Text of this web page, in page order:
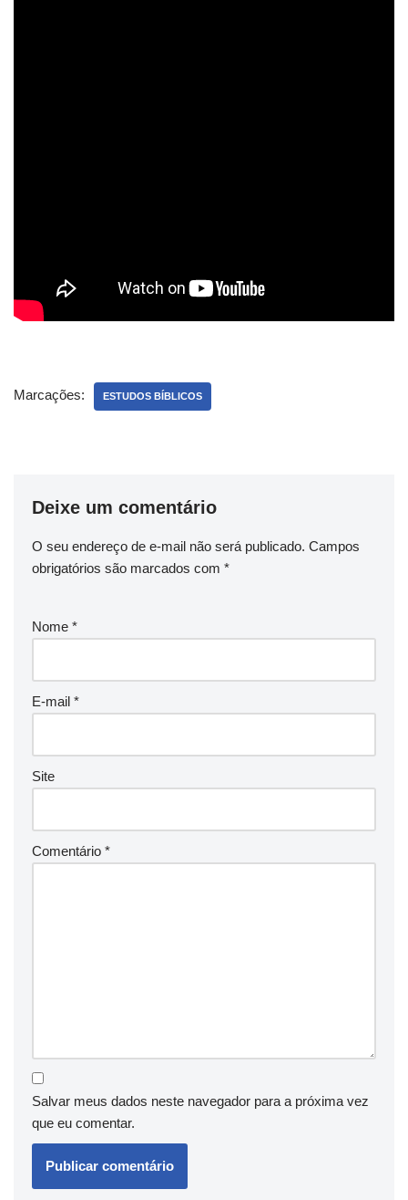
Marcações: ESTUDOS BÍBLICOS
Deixe um comentário
O seu endereço de e-mail não será publicado. Campos
obrigatórios são marcados com *
Nome *
E-mail *
Site
Comentário *
Salvar meus dados neste navegador para a próxima vez
que eu comentar.